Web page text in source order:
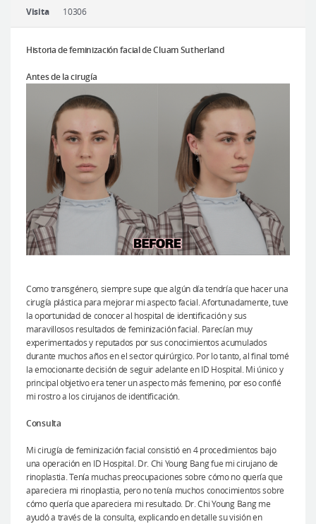
Visita 10306
Historia de feminización facial de Cluam Sutherland
Antes de la cirugía
Como transgénero, siempre supe que algún día tendría que hacer una
cirugía plástica para mejorar mi aspecto facial. Afortunadamente, tuve
la oportunidad de conocer al hospital de identificación y sus
maravillosos resultados de feminización facial. Parecían muy
experimentados y reputados por sus conocimientos acumulados
durante muchos años en el sector quirúrgico. Por lo tanto, al final tomé
la emocionante decisión de seguir adelante en ID Hospital. Mi único y
principal objetivo era tener un aspecto más femenino, por eso confié
mi rostro a los cirujanos de identificación.
Consulta
Mi cirugía de feminización facial consistió en 4 procedimientos bajo
una operación en ID Hospital. Dr. Chi Young Bang fue mi cirujano de
rinoplastia. Tenía muchas preocupaciones sobre cómo no quería que
apareciera mi rinoplastia, pero no tenía muchos conocimientos sobre
cómo quería que apareciera mi resultado. Dr. Chi Young Bang me
ayudó a través de la consulta, explicando en detalle su visión en